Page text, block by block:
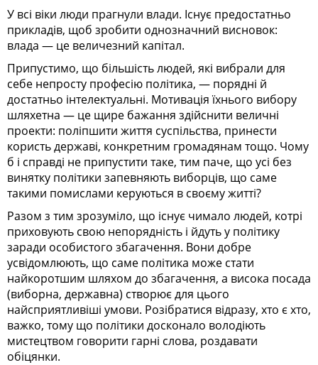
У всі віки люди прагнули влади. Існує предостатньо
прикладів, щоб зробити однозначний висновок:
влада — це величезний капітал.
Припустимо, що більшість людей, які вибрали для
себе непросту професію політика, — порядні й
достатньо інтелектуальні. Мотивація їхнього вибору
шляхетна — це щире бажання здійснити величні
проекти: поліпшити життя суспільства, принести
користь державі, конкретним громадянам тощо. Чому
б і справді не припустити таке, тим паче, що усі без
винятку політики запевняють виборців, що саме
такими помислами керуються в своєму житті?
Разом з тим зрозуміло, що існує чимало людей, котрі
приховують свою непорядність і йдуть у політику
заради особистого збагачення. Вони добре
усвідомлюють, що саме політика може стати
найкоротшим шляхом до збагачення, а висока посада
(виборна, державна) створює для цього
найсприятливіші умови. Розібратися відразу, хто є хто,
важко, тому що політики досконало володіють
мистецтвом говорити гарні слова, роздавати
обіцянки.